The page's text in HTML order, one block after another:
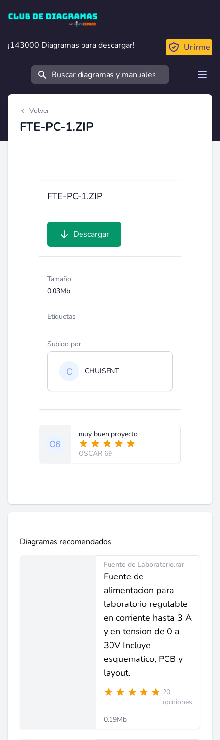
Club de Diagramas
¡143000 Diagramas para descargar!
¡143000 Diagramas para descargar! Unirme
Buscar
Volver
FTE-PC-1.ZIP
FTE-PC-1.ZIP
Descargar
Tamaño
0.03Mb
Etiquetas
Subido por
CHUISENT
muy buen proyecto
OSCAR 69
Diagramas recomendados
Fuente de Laboratorio.rar
Fuente de
alimentacion para
laboratorio regulable
en corriente hasta 3 A
y en tension de 0 a
30V Incluye
esquematico, PCB y
layout.
20
opiniones
0.19Mb